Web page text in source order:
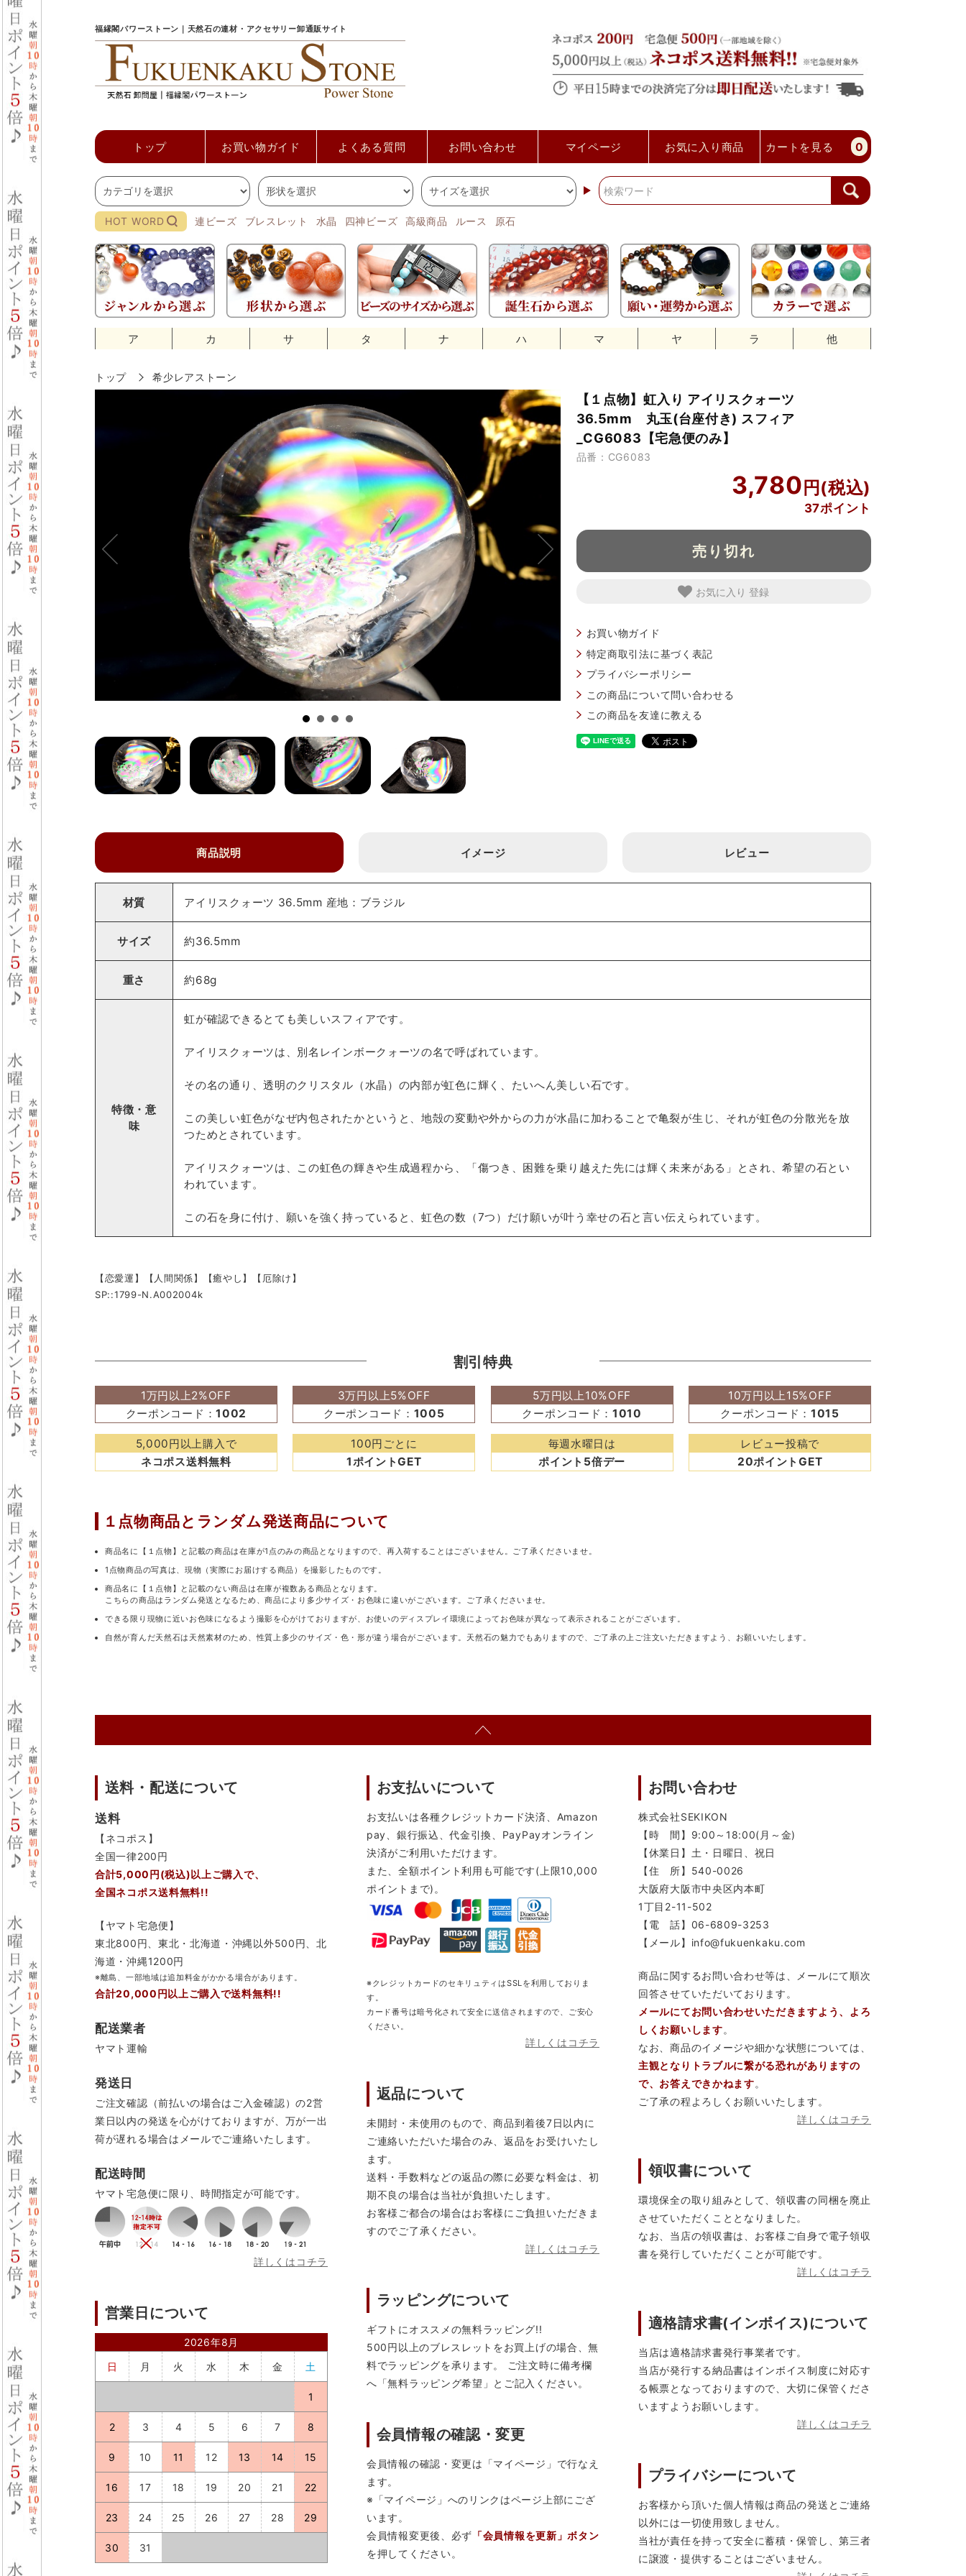
福縁閣パワーストーン｜天然石の連材・アクセサリー卸通販サイト
トップ お買い物ガイド よくある質問 お問い合わせ マイページ お気に入り商品 カートを見る 0
HOT WORD 連ビーズ ブレスレット 水晶 四神ビーズ 高級商品 ルース 原石
ア カ サ タ ナ ハ マ ヤ ラ 他
トップ 希少レアストーン
【１点物】虹入り アイリスクォーツ
36.5mm 丸玉(台座付き) スフィア
_CG6083【宅急便のみ】
品番：CG6083
3,780
37ポイント
売り切れ
お気に入り
お買い物ガイド
特定商取引法に基づく表記
プライバシーポリシー
この商品について問い合わせる
この商品を友達に教える
商品説明 イメージ レビュー
材質 アイリスクォーツ 36.5mm 産地：ブラジル
サイズ 約36.5mm
重さ 約68g
特徴・意
味
虹が確認できるとても美しいスフィアです。
アイリスクォーツは、別名レインボークォーツの名で呼ばれています。
その名の通り、透明のクリスタル（水晶）の内部が虹色に輝く、たいへん美しい石です。
この美しい虹色がなぜ内包されたかというと、地殻の変動や外からの力が水晶に加わることで亀裂が生じ、それが虹色の分散光を放
つためとされています。
アイリスクォーツは、この虹色の輝きや生成過程から、「傷つき、困難を乗り越えた先には輝く未来がある」とされ、希望の石とい
われています。
この石を身に付け、願いを強く持っていると、虹色の数（7つ）だけ願いが叶う幸せの石と言い伝えられています。
【恋愛運】【人間関係】【癒やし】【厄除け】
SP::1799-N.A002004k
割引特典
1万円以上2%OFF
クーポンコード：1002
3万円以上5%OFF
クーポンコード： 1005
5万円以上10%OFF
クーポンコード：1010
10万円以上15%OFF
クーポンコード： 1015
5,000円以上購入で
ネコポス送料無料
100円ごとに
1ポイントGET
毎週水曜日は
ポイント5倍デー
レビュー投稿で
20ポイントGET
１点物商品と ランダム発送商品について
商品名に【１点物】と記載の商品は在庫が1点のみの商品となりますので、再入荷することはございません。ご了承くださいませ。
1点物商品の写真は、現物（実際にお届けする商品）を撮影したものです。
商品名に【１点物】と記載のない商品は在庫が複数ある商品となります。
こちらの商品はランダム発送となるため、商品により多少サイズ・お色味に違いがございます。ご了承くださいませ。
できる限り現物に近いお色味になるよう撮影を心がけておりますが、お使いのディスプレイ環境によってお色味が異なって表示されることがございます。
自然が育んだ天然石は天然素材のため、性質上多少のサイズ・色・形が違う場合がございます。天然石の魅力でもありますので、ご了承の上ご注文いただきますよう、お願いいたします。
送料・配送について
送料
【ネコポス】
全国一律200円
合計5,000円(税込)以上ご購入で、
全国ネコポス送料無料!!
【ヤマト宅急便】
東北800円、東北・北海道・沖縄以外500円、北
海道・沖縄1200円
※離島、一部地域は追加料金がかかる場合があります。
合計20,000円以上ご購入で送料無料!!
配送業者
ヤマト運輸
発送日
ご注文確認（前払いの場合はご入金確認）の2営
業日以内の発送を心がけておりますが、万が一出
荷が遅れる場合はメールでご連絡いたします。
配送時間
ヤマト宅急便に限り、時間指定が可能です。
詳しくはコチラ
営業日について
2026年8月
日
月 火 水 木 金 土
1
2 3 4 5 6 7 8
9 10 11 12 13 14 15
16 17 18 19 20 21 22
23 24 25 26 27 28 29
30 31
お支払いについて
お支払いは各種クレジットカード決済、Amazon
pay、銀行振込、代金引換、PayPayオンライン
決済がご利用いただけます。
また、全額ポイント利用も可能です(上限10,000
ポイントまで)。
※クレジットカードのセキリュティはSSLを利用しておりま
す。
カード番号は暗号化されて安全に送信されますので、ご安心
ください。
詳しくはコチラ
返品について
未開封・未使用のもので、商品到着後7日以内に
ご連絡いただいた場合のみ、返品をお受けいたし
ます。
送料・手数料などの返品の際に必要な料金は、初
期不良の場合は当社が負担いたします。
お客様ご都合の場合はお客様にご負担いただきま
すのでご了承ください。
詳しくはコチラ
ラッピングについて
ギフトにオススメの無料ラッピング!!
500円以上のブレスレットをお買上げの場合、無
料でラッピングを承ります。 ご注文時に備考欄
へ「無料ラッピング希望」とご記入ください。
会員情報の確認・変更
会員情報の確認・変更は「マイページ」で行なえ
ます。
※「マイページ」へのリンクはページ上部にござ
います。
会員情報変更後、必ず 「会員情報を更新」ボタン
を押してください。
お問い合わせ
株式会社SEKIKON
【時 間】9:00～18:00(月～金)
【休業日】土・日曜日、祝日
【住 所】540-0026
大阪府大阪市中央区内本町
1丁目2-11-502
【電 話】06-6809-3253
【メール】info@fukuenkaku.com
商品に関するお問い合わせ等は、メールにて順次
回答させていただいております。
メールにてお問い合わせいただきますよう、よろ
しくお願いします。
なお、商品のイメージや細かな状態については、
主観となりトラブルに繋がる恐れがありますの
で、お答えできかねます。
ご了承の程よろしくお願いいたします。
詳しくはコチラ
領収書について
環境保全の取り組みとして、領収書の同梱を廃止
させていただくこととなりました。
なお、当店の領収書は、お客様ご自身で電子領収
書を発行していただくことが可能です。
詳しくはコチラ
適格請求書(インボイス)について
当店は適格請求書発行事業者です。
当店が発行する納品書はインボイス制度に対応す
る帳票となっておりますので、大切に保管くださ
いますようお願いします。
詳しくはコチラ
プライバシーについて
お客様から頂いた個人情報は商品の発送とご連絡
以外には一切使用致しません。
当社が責任を持って安全に蓄積・保管し、第三者
に譲渡・提供することはございません。